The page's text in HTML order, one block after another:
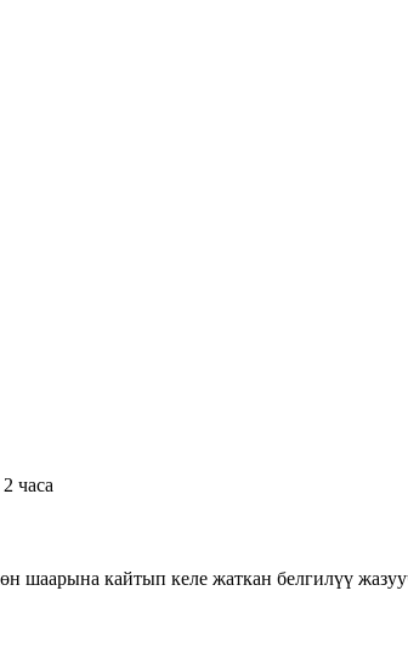
часа
шаарына кайтып келе жаткан белгилүү